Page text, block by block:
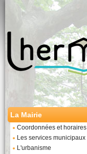
La Mairie
Coordonnées et horaires
Les services municipaux
L'urbanisme